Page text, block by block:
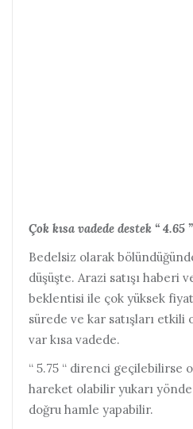
Çok kısa vadede destek “ 4.65
Bedelsiz olarak
düşüşte. Arazi satışı haberi
beklentisi ile çok yüksek
sürede ve kar satışları etkili
var kısa vadede.
“ 5.75 “ direnci geçilebilirse
hareket olabilir yukarı
doğru hamle yapabilir.